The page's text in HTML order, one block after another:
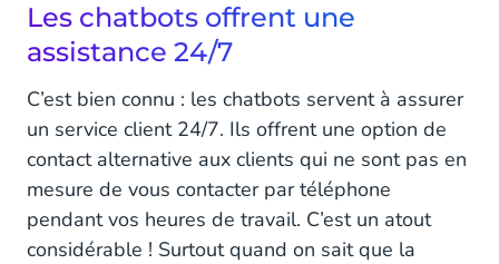
Les chatbots offrent une
assistance 24/7
C’est bien connu : les chatbots servent à assurer
un service client 24/7. Ils offrent une option de
contact alternative aux clients qui ne sont pas en
mesure de vous contacter par téléphone
pendant vos heures de travail. C’est un atout
considérable ! Surtout quand on sait que la